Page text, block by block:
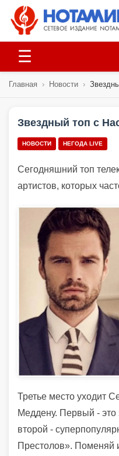
☰
Главная › Новости ›
Звездный топ с
НОВОСТИ НЕГОДА LIVE
Сегодняшний топ
артистов, которых
Третье место уходит
Меддену. Первый - это
второй -
Престолов». Поменяй